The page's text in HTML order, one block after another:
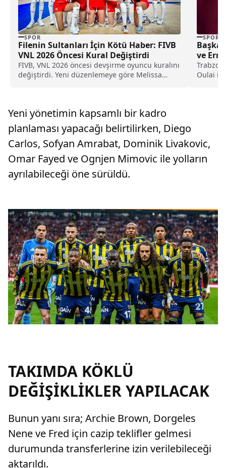
SPOR
Filenin Sultanları İçin Kötü Haber: FIVB
VNL 2026 Öncesi Kural Değiştirdi
FIVB, VNL 2026 öncesi devşirme oyuncu kuralını
değiştirdi. Yeni düzenlemeye göre Melissa
SPOR
ve
Oulai
Yeni yönetimin kapsamlı bir kadro
planlaması yapacağı belirtilirken, Diego
Carlos, Sofyan Amrabat, Dominik Livakovic,
Omar Fayed ve Ognjen Mimovic ile yolların
ayrılabileceği öne sürüldü.
TAKIMDA KÖKLÜ
DEĞİŞİKLİKLER YAPILACAK
Bunun yanı sıra; Archie Brown, Dorgeles
Nene ve Fred için cazip teklifler gelmesi
durumunda transferlerine izin verilebileceği
aktarıldı.